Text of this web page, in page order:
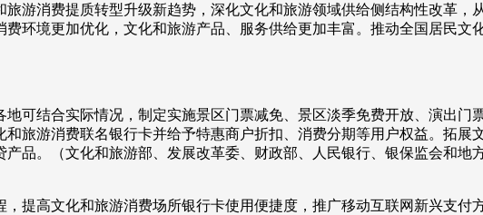
云起 超级工厂 智敬中国 全民健康 颜选攻略 海洋 时尚 天气
热播榜 总台企业白名单
消费提质转型升级新趋势，深化文化和旅游领域供给侧结构性改革，
环境更加优化，文化和旅游产品、服务供给更加丰富。推动全国居民文
结合实际情况，制定实施景区门票减免、景区淡季免费开放、演出门
旅游消费联名银行卡并给予特惠商户折扣、消费分期等用户权益。拓展
品。（文化和旅游部、发展改革委、财政部、人民银行、银保监会和地
高文化和旅游消费场所银行卡使用便捷度，推广移动互联网新兴支付